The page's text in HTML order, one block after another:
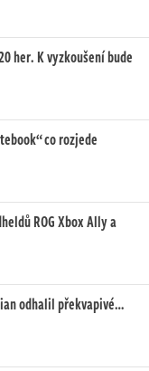
her. K vyzkoušení bude
co rozjede
ROG Xbox Ally a
odhalil překvapivé…